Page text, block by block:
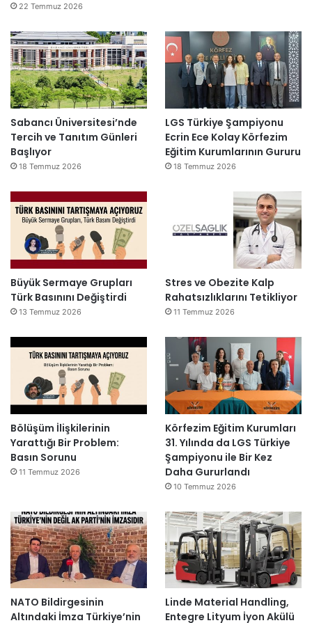
22 Temmuz 2026
Sabancı Üniversitesi’nde
Tercih ve Tanıtım Günleri
Başlıyor
18 Temmuz 2026
LGS Türkiye Şampiyonu
Ecrin Ece Kolay Körfezim
Eğitim Kurumlarının Gururu
18 Temmuz 2026
Büyük Sermaye Grupları
Türk Basınını Değiştirdi
13 Temmuz 2026
Stres ve Obezite Kalp
Rahatsızlıklarını Tetikliyor
11 Temmuz 2026
Bölüşüm İlişkilerinin
Yarattığı Bir Problem:
Basın Sorunu
11 Temmuz 2026
Körfezim Eğitim Kurumları
31. Yılında da LGS Türkiye
Şampiyonu ile Bir Kez
Daha Gururlandı
10 Temmuz 2026
NATO Bildirgesinin
Altındaki İmza Türkiye’nin
Linde Material Handling,
Entegre Lityum İyon Akülü